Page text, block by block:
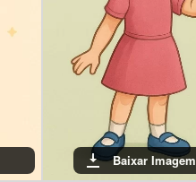
Baixar Imagem